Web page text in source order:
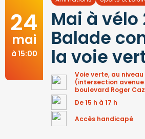
24
mai
à 15:00
Mai à vélo
Balade
la voie
Voie verte, au
(intersection
boulevard Roger
De 15 h à 17 h
Accès handicapé